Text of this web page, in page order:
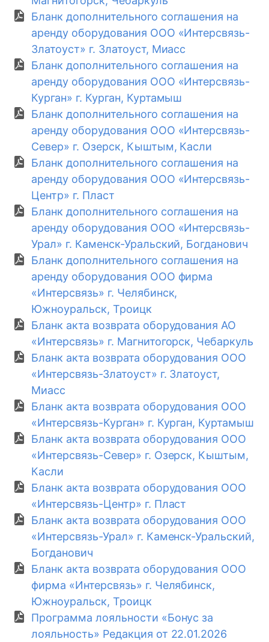
Бланк дополнительного соглашения на
аренду оборудования ООО «Интерсвязь-
Златоуст» г. Златоуст, Миасс
Бланк дополнительного соглашения на
аренду оборудования ООО «Интерсвязь-
Курган» г. Курган, Куртамыш
Бланк дополнительного соглашения на
аренду оборудования ООО «Интерсвязь-
Север» г. Озерск, Кыштым, Касли
Бланк дополнительного соглашения на
аренду оборудования ООО «Интерсвязь-
Центр» г. Пласт
Бланк дополнительного соглашения на
аренду оборудования ООО «Интерсвязь-
Урал» г. Каменск-Уральский, Богданович
Бланк дополнительного соглашения на
аренду оборудования ООО фирма
«Интерсвязь» г. Челябинск,
Южноуральск, Троицк
Бланк акта возврата оборудования АО
«Интерсвязь» г. Магнитогорск, Чебаркуль
Бланк акта возврата оборудования ООО
«Интерсвязь-Златоуст» г. Златоуст,
Миасс
Бланк акта возврата оборудования ООО
«Интерсвязь-Курган» г. Курган, Куртамыш
Бланк акта возврата оборудования ООО
«Интерсвязь-Север» г. Озерск, Кыштым,
Касли
Бланк акта возврата оборудования ООО
«Интерсвязь-Центр» г. Пласт
Бланк акта возврата оборудования ООО
«Интерсвязь-Урал» г. Каменск-Уральский,
Богданович
Бланк акта возврата оборудования ООО
фирма «Интерсвязь» г. Челябинск,
Южноуральск, Троицк
Программа лояльности «Бонус за
лояльность» Редакция от 22.01.2026